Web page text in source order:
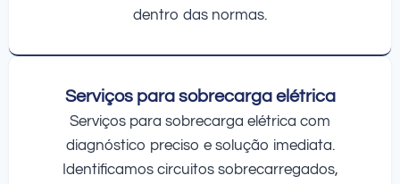
dentro das normas.
Serviços para sobrecarga elétrica
Serviços para sobrecarga elétrica com
diagnóstico preciso e solução imediata.
Identificamos circuitos sobrecarregados,